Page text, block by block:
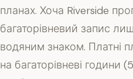
планах. Хоча Riverside
багаторівневий запис
водяним знаком. Платні
на багаторівневі години